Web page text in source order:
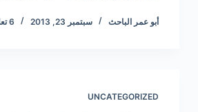
أبو عمر الباحث سبتمبر 23, 2013 6 تعليقات
UNCATEGORIZED